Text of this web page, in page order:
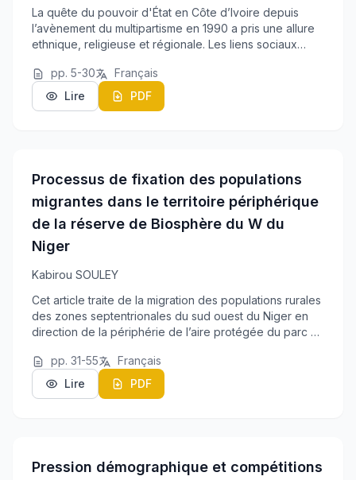
La quête du pouvoir d'État en Côte d’Ivoire depuis
l’avènement du multipartisme en 1990 a pris une allure
ethnique, religieuse et régionale. Les liens sociaux
armés entre contractants, n’ont pu fre...
pp. 5-30
Français
Lire
PDF
Processus de fixation des populations
migrantes dans le territoire périphérique
de la réserve de Biosphère du W du
Niger
Kabirou SOULEY
Cet article traite de la migration des populations rurales
des zones septentrionales du sud ouest du Niger en
direction de la périphérie de l’aire protégée du parc du
déclassement d’une partie de ...
pp. 31-55
Français
Lire
PDF
Pression démographique et compétitions